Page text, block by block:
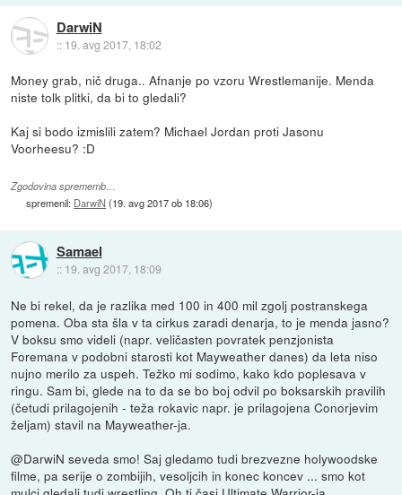
DarwiN
:: 19. avg 2017, 18:02
Money grab, nič druga.. Afnanje po vzoru Wrestlemanije. Menda
niste tolk plitki, da bi to gledali?
Kaj si bodo izmislili zatem? Michael Jordan proti Jasonu
Voorheesu? :D
Zgodovina sprememb…
spremenil: DarwiN(19. avg 2017 ob 18:06)
Samael
:: 19. avg 2017, 18:09
Ne bi rekel, da je razlika med 100 in 400 mil zgolj postranskega
pomena. Oba sta šla v ta cirkus zaradi denarja, to je menda jasno?
V boksu smo videli (napr. veličasten povratek penzjonista
Foremana v podobni starosti kot Mayweather danes) da leta niso
nujno merilo za uspeh. Težko mi sodimo, kako kdo poplesava v
ringu. Sam bi, glede na to da se bo boj odvil po boksarskih pravilih
(četudi prilagojenih - teža rokavic napr. je prilagojena Conorjevim
željam) stavil na Mayweather-ja.
@DarwiN seveda smo! Saj gledamo tudi brezvezne holywoodske
filme, pa serije o zombijih, vesoljcih in konec koncev ... smo kot